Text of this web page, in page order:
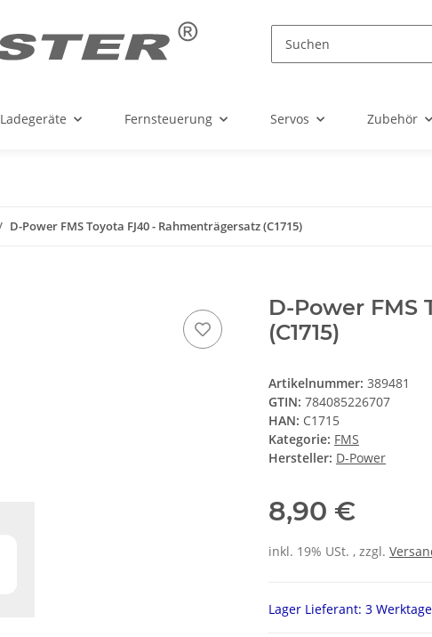
Ladegeräte Fernsteuerung Servos Zubehör
D-Power FMS Toyota FJ40 - Rahmenträgersatz (C1715)
D-Power FMS
(C1715)
Artikelnummer: 389481
GTIN: 784085226707
HAN: C1715
Kategorie: FMS
Hersteller: D-Power
8,90 €
inkl. 19% USt. , zzgl.
Lager Lieferant: 3 Werktage